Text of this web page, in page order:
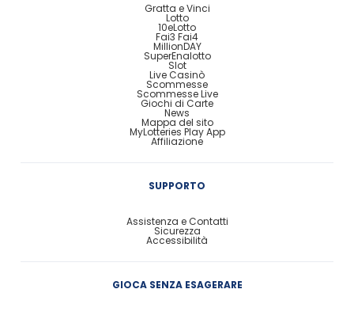
Gratta e Vinci
Lotto
10eLotto
Fai3 Fai4
MillionDAY
SuperEnalotto
Slot
Live Casinò
Scommesse
Scommesse Live
Giochi di Carte
News
Mappa del sito
MyLotteries Play App
Affiliazione
SUPPORTO
Assistenza e Contatti
Sicurezza
Accessibilità
GIOCA SENZA ESAGERARE